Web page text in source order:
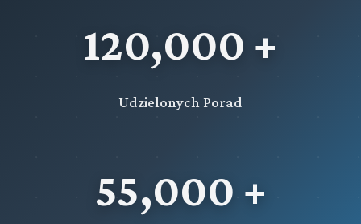
120,000 +
Udzielonych Porad
55,000 +